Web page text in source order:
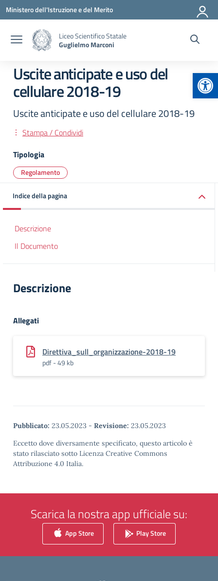
Vai ai contenuti
Vai al menu di navigazione
Vai al footer
Ministero dell'Istruzione e del Merito
Liceo Scientifico Statale
Guglielmo Marconi
Uscite anticipate e uso del
cellulare 2018-19
Uscite anticipate e uso del cellulare 2018-19
Stampa / Condividi
Tipologia
Regolamento
Indice della pagina
Descrizione
Il Documento
Descrizione
Allegati
Direttiva_sull_organizzazione-2018-19
pdf - 49 kb
Pubblicato: 23.05.2023 - Revisione: 23.05.2023
Eccetto dove diversamente specificato, questo articolo è
stato rilasciato sotto Licenza Creative Commons
Attribuzione 4.0 Italia.
Scarica la nostra app ufficiale su:
App Store Play Store